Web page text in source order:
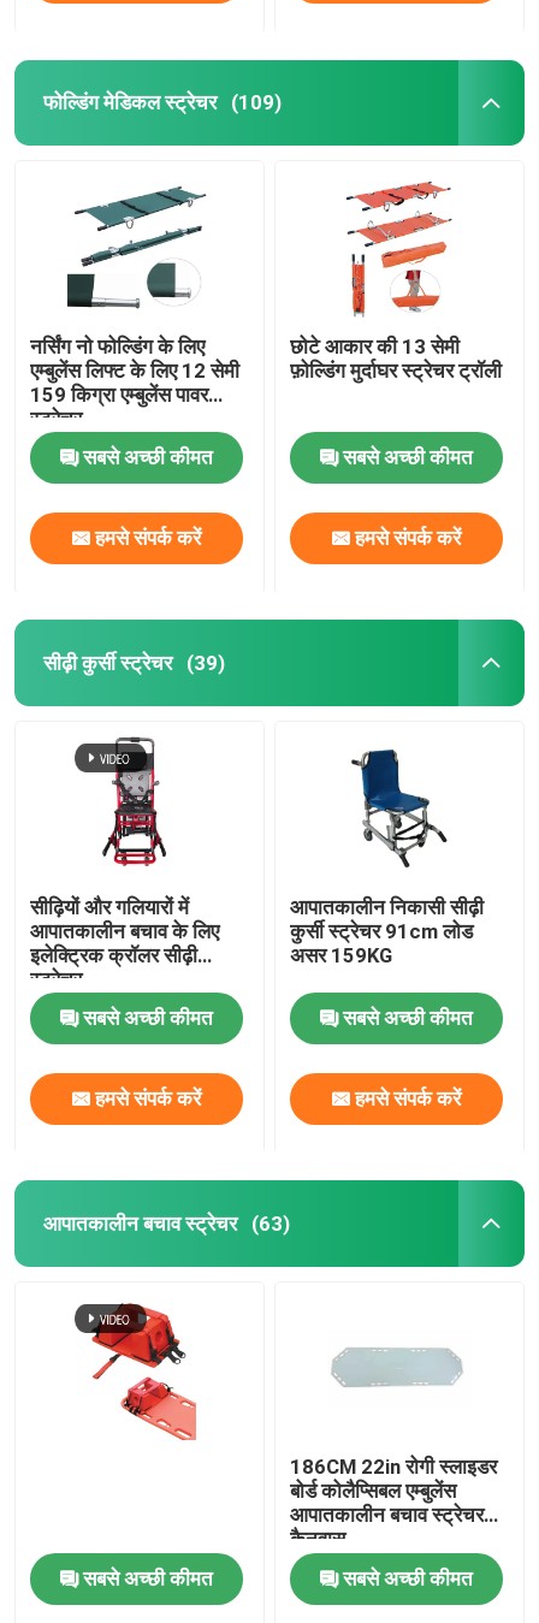
फोल्डिंग मेडिकल स्ट्रेचर (109)
नर्सिंग नो फोल्डिंग के लिए
एम्बुलेंस लिफ्ट के लिए 12 सेमी
159 किग्रा एम्बुलेंस पावर
स्ट्रेचर
सबसे अच्छी कीमत
हमसे संपर्क करें
छोटे आकार की 13 सेमी
फ़ोल्डिंग मुर्दाघर स्ट्रेचर ट्रॉली
सबसे अच्छी कीमत
हमसे संपर्क करें
सीढ़ी कुर्सी स्ट्रेचर (39)
सीढ़ियों और गलियारों में
आपातकालीन बचाव के लिए
इलेक्ट्रिक क्रॉलर सीढ़ी
स्ट्रेचर
सबसे अच्छी कीमत
हमसे संपर्क करें
आपातकालीन निकासी सीढ़ी
कुर्सी स्ट्रेचर 91cm लोड
असर 159KG
सबसे अच्छी कीमत
हमसे संपर्क करें
आपातकालीन बचाव स्ट्रेचर (63)
सबसे अच्छी कीमत
186CM 22in रोगी स्लाइडर
बोर्ड कोलैप्सिबल एम्बुलेंस
आपातकालीन बचाव स्ट्रेचर
कैनवास
सबसे अच्छी कीमत